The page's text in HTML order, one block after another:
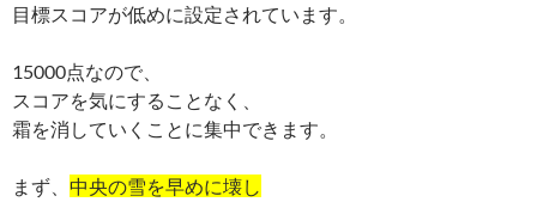
目標スコアが低めに設定されています。
15000点なので、
スコアを気にすることなく、
霜を消していくことに集中できます。
まず、 中央の雪を早めに壊し